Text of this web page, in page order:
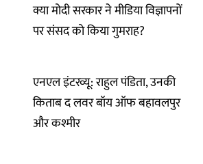
क्या मोदी सरकार ने मीडिया विज्ञापनों
पर संसद को किया गुमराह?
एनएल इंटरव्यू: राहुल पंडिता, उनकी
किताब द लवर बॉय ऑफ बहावलपुर
और कश्मीर